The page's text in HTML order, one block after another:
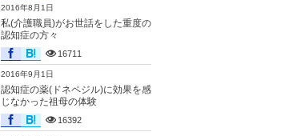
2016年8月1日
私(介護職員)がお世話をした重度の
認知症の方々
16711
2016年9月1日
認知症の薬(ドネペジル)に効果を感
じなかった祖母の体験
16392